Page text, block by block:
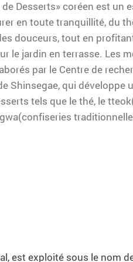
de Desserts» coréen est un
en toute tranquillité, du
douceurs, tout en
le jardin en terrasse. Les
par le Centre de
Shinsegae, qui développe
tels que le thé, le
est exploité sous le nom